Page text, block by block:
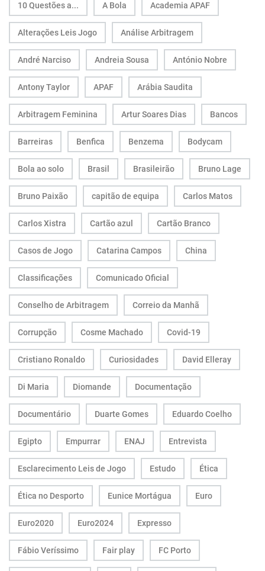
10 Questões a... A Bola Academia APAF
Alterações Leis Jogo Análise Arbitragem
André Narciso Andreia Sousa António Nobre
Antony Taylor APAF Arábia Saudita
Arbitragem Feminina Artur Soares Dias Bancos
Barreiras Benfica Benzema Bodycam
Bola ao solo Brasil Brasileirão Bruno Lage
Bruno Paixão capitão de equipa Carlos Matos
Carlos Xistra Cartão azul Cartão Branco
Casos de Jogo Catarina Campos China
Classificações Comunicado Oficial
Conselho de Arbitragem Correio da Manhã
Corrupção Cosme Machado Covid-19
Cristiano Ronaldo Curiosidades David Elleray
Di Maria Diomande Documentação
Documentário Duarte Gomes Eduardo Coelho
Egipto Empurrar ENAJ Entrevista
Esclarecimento Leis de Jogo Estudo Ética
Ética no Desporto Eunice Mortágua Euro
Euro2020 Euro2024 Expresso
Fábio Veríssimo Fair play FC Porto